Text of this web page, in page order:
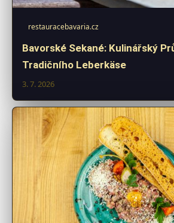
restauracebavaria.cz
Bavorské Sekané: Kulinářský
Tradičního Leberkäse
3. 7. 2026